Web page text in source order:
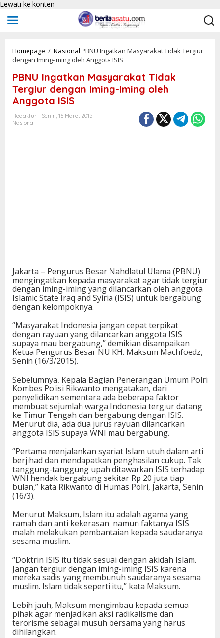
Lewati ke konten
Homepage / Nasional PBNU Ingatkan Masyarakat Tidak Tergiur
dengan Iming-Iming oleh Anggota ISIS
PBNU Ingatkan Masyarakat Tidak
Tergiur dengan Iming-Iming oleh
Anggota ISIS
Redaktur
Senin, 16 Maret 2015
Nasional
Jakarta – Pengurus Besar Nahdlatul Ulama (PBNU)
mengingatkan kepada masyarakat agar tidak tergiur
dengan iming-iming yang dilancarkan oleh anggota
Islamic State Iraq and Syiria (ISIS) untuk bergabung
dengan kelompoknya.
“Masyarakat Indonesia jangan cepat terpikat
dengan rayuan yang dilancarkan anggota ISIS
supaya mau bergabung,” demikian disampaikan
Ketua Pengurus Besar NU KH. Maksum Machfoedz,
Senin (16/3/2015).
Sebelumnya, Kepala Bagian Penerangan Umum Polri
Kombes Polisi Rikwanto mengatakan, dari
penyelidikan sementara ada beberapa faktor
membuat sejumlah warga Indonesia tergiur datang
ke Timur Tengah dan bergabung dengan ISIS.
Menurut dia, ada dua jurus rayuan dilancarkan
anggota ISIS supaya WNI mau bergabung.
“Pertama menjalankan syariat Islam utuh dalam arti
berjihad dan mendapatkan penghasilan cukup. Tak
tanggung-tanggung upah ditawarkan ISIS terhadap
WNI hendak bergabung sekitar Rp 20 juta tiap
bulan,” kata Rikwanto di Humas Polri, Jakarta, Senin
(16/3).
Menurut Maksum, Islam itu adalah agama yang
ramah dan anti kekerasan, namun faktanya ISIS
malah melakukan pembantaian kepada saudaranya
sesama muslim.
“Doktrin ISIS itu tidak sesuai dengan akidah Islam.
Jangan tergiur dengan iming-iming ISIS karena
mereka sadis yang membunuh saudaranya sesama
muslim. Islam tidak seperti itu,” kata Maksum.
Lebih jauh, Maksum mengimbau kepada semua
pihak agar menjadikan aksi radikalisme dan
terorisme sebagai musuh bersama yang harus
dihilangkan.